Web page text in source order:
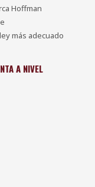
Hoffman
más adecuado
A NIVEL